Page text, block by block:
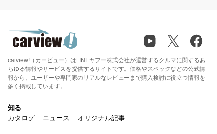
carview!（カービュー）はLINEヤフー株式会社が運営するクルマに関するあ
らゆる情報やサービスを提供するサイトです。価格やスペックなどの公式情
報から、ユーザーや専門家のリアルなレビューまで購入検討に役立つ情報を
多く掲載しています。
知る
カタログ
ニュース オリジナル記事